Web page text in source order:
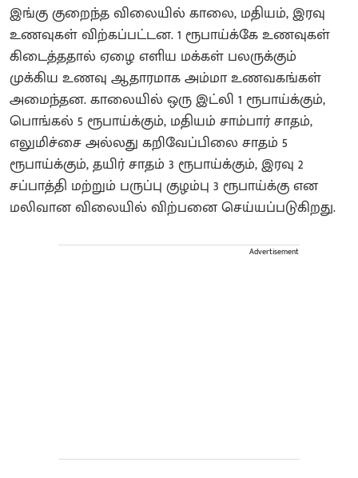
இங்கு குறைந்த விலையில் காலை, மதியம், இரவு
உணவுகள் விற்கப்பட்டன. 1 ரூபாய்க்கே உணவுகள்
கிடைத்ததால் ஏழை எளிய மக்கள் பலருக்கும்
முக்கிய உணவு ஆதாரமாக அம்மா உணவகங்கள்
அமைந்தன. காலையில் ஒரு இட்லி 1 ரூபாய்க்கும்,
பொங்கல் 5 ரூபாய்க்கும், மதியம் சாம்பார் சாதம்,
எலுமிச்சை அல்லது கறிவேப்பிலை சாதம் 5
ரூபாய்க்கும், தயிர் சாதம் 3 ரூபாய்க்கும், இரவு 2
சப்பாத்தி மற்றும் பருப்பு குழம்பு 3 ரூபாய்க்கு என
மலிவான விலையில் விற்பனை செய்யப்படுகிறது.
Advertisement